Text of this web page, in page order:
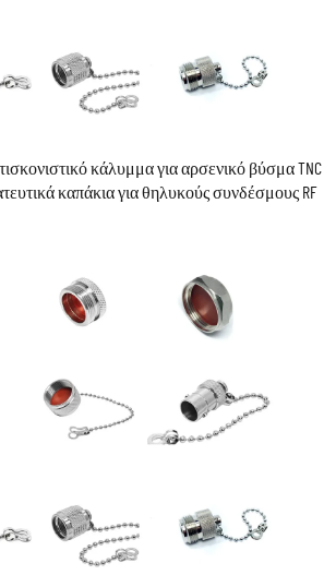
κάλυμμα για αρσενικό βύσμα TNC
καπάκια για θηλυκούς συνδέσμους RF